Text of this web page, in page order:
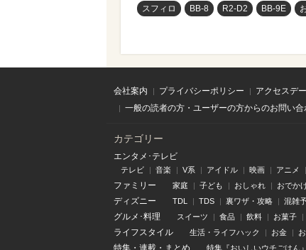
スフィロ BB-8 R2-D2 BB-9E
会社案内 プライバシーポリシー アクセスデ
一般の読者の方・ユーザーの方からのお問い合
カテゴリー
エンタメ･テレビ
テレビ 音楽 V系 アイドル 映画 アニメ
ファミリー 家庭 子ども おしゃれ おでか
ディズニー TDL TDS 裏ワザ・攻略 混雑
グルメ･料理 スイーツ 食品 飲料 お菓子
ライフスタイル 生活・ライフハック お金
特集『おいしいウチごはん』